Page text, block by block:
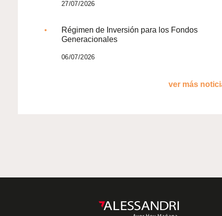
27/07/2026
Régimen de Inversión para los Fondos
Generacionales
06/07/2026
ver más